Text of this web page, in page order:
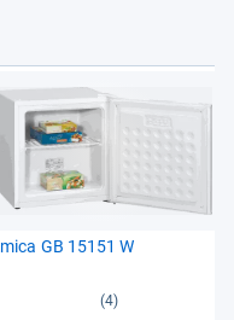
GB 15151 W
(4)